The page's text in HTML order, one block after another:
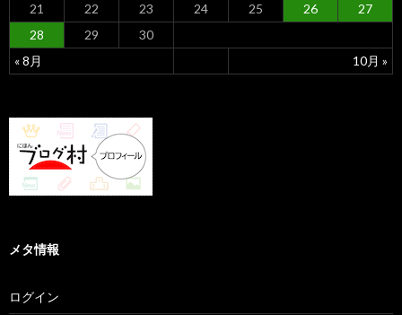
« 8月 10月 »
21
22 23 24 25 26
27
28
29 30
メタ情報
ログイン